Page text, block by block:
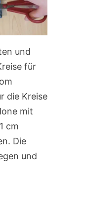
und
für
die Kreise
mit
cm
Die
und